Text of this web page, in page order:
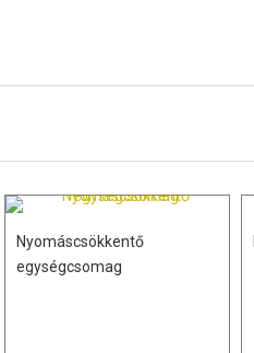
Nyomáscsökkentő
egységcsomag